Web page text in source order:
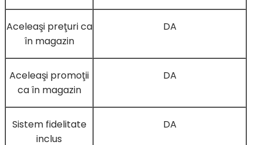
Aceleaşi preţuri ca
în magazin
DA
Aceleaşi promoţii
ca în magazin
DA
Sistem fidelitate
inclus
DA